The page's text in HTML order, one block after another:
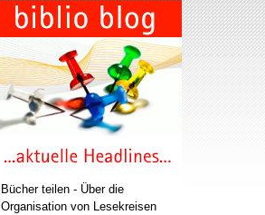
Bücher teilen - Über die
Organisation von Lesekreisen